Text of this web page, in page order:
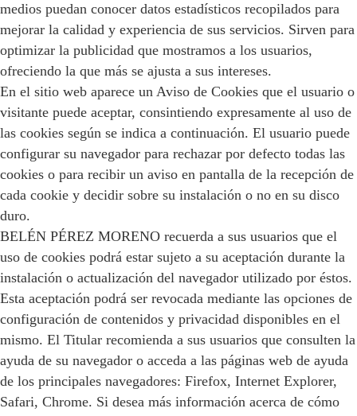
medios puedan conocer datos estadísticos recopilados para
mejorar la calidad y experiencia de sus servicios. Sirven para
optimizar la publicidad que mostramos a los usuarios,
ofreciendo la que más se ajusta a sus intereses.
En el sitio web aparece un Aviso de Cookies que el usuario o
visitante puede aceptar, consintiendo expresamente al uso de
las cookies según se indica a continuación. El usuario puede
configurar su navegador para rechazar por defecto todas las
cookies o para recibir un aviso en pantalla de la recepción de
cada cookie y decidir sobre su instalación o no en su disco
duro.
BELÉN PÉREZ MORENO recuerda a sus usuarios que el
uso de cookies podrá estar sujeto a su aceptación durante la
instalación o actualización del navegador utilizado por éstos.
Esta aceptación podrá ser revocada mediante las opciones de
configuración de contenidos y privacidad disponibles en el
mismo. El Titular recomienda a sus usuarios que consulten la
ayuda de su navegador o acceda a las páginas web de ayuda
de los principales navegadores: Firefox, Internet Explorer,
Safari, Chrome. Si desea más información acerca de cómo